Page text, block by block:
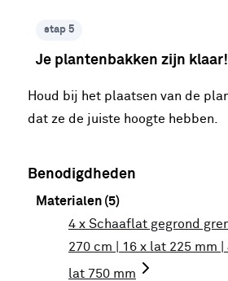
stap 5
Je plantenbakken zijn klaar!
Houd bij het plaatsen van de
dat ze de juiste hoogte hebben.
Benodigdheden
Materialen (5)
4 x Schaaflat gegrond
270 cm | 16 x lat 225 mm
lat 750 mm